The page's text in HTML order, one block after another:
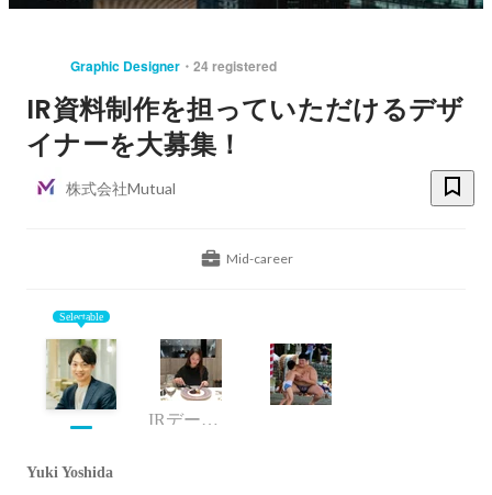
Graphic Designer 24 registered
IR資料制作を担っていただけるデザ
イナーを大募集！
株式会社Mutual
Mid-career
Selectable
IRデータベース事業部
Yuki Yoshida